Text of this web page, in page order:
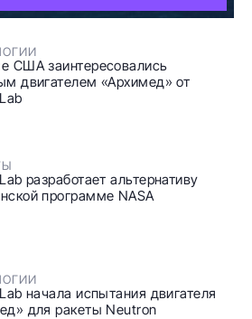
США заинтересовались
двигателем «Архимед» от
разработает альтернативу
программе NASA
начала испытания двигателя
для ракеты Neutron